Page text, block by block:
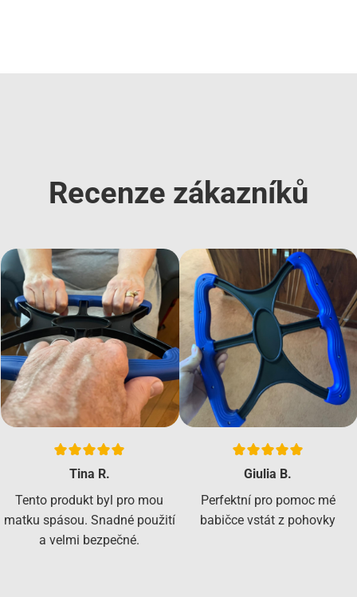
Recenze zákazníků
Tina R.
Tento produkt byl pro mou
matku spásou. Snadné použití
a velmi bezpečné.
Giulia B.
Perfektní pro pomoc mé
babičce vstát z pohovky